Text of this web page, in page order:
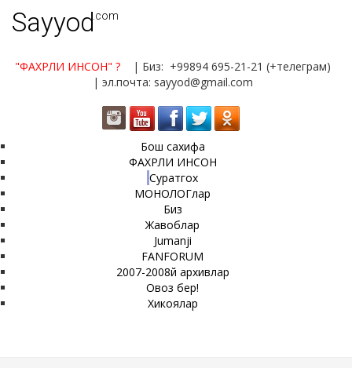
Sayyod.com
"ФАХРЛИ ИНСОН" ?
| Биз: +99894 695-21-21 (+телеграм)
| эл.почта: sayyod@gmail.com
Бош сахифа
ФАХРЛИ ИНСОН
Суратгох
МОНОЛОГлар
Биз
Жавоблар
Jumanji
FANFORUM
2007-2008й архивлар
Овоз бер!
Хикоялар